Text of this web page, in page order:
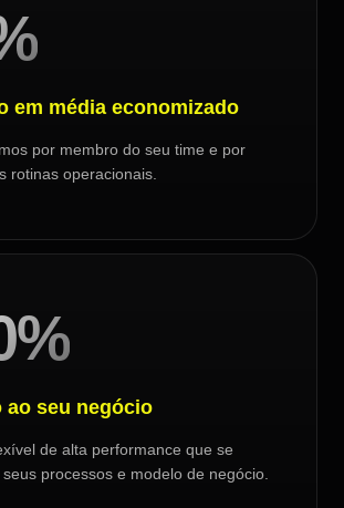
em média economizado
por membro do seu time e por
rotinas operacionais.
ao seu negócio
de alta performance que se
processos e modelo de negócio.